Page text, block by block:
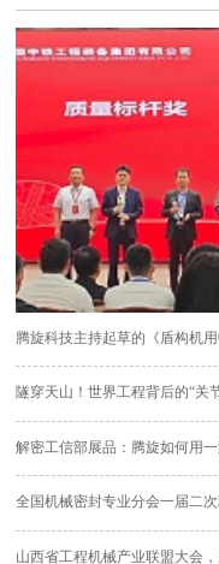
腾旋科技主持起草的《盾构机
隧穿天山！世界工程背后的“关
解密工信部展品：腾旋如何用
全国机械密封专业分会一届二
山西省工程机械产业联盟大会